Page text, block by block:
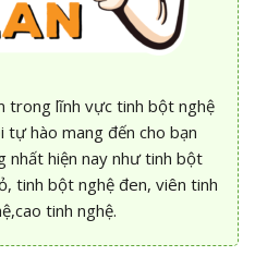
trong lĩnh vực tinh bột nghệ
tự hào mang đến cho bạn
nhất hiện nay như tinh bột
tinh bột nghệ đen, viên tinh
tinh nghệ.